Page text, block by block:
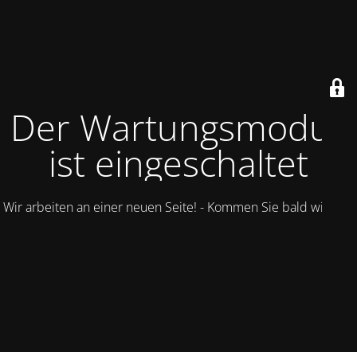
Der Wartungsmodus
ist eingeschaltet
Wir arbeiten an einer neuen Seite! - Kommen Sie bald wieder.